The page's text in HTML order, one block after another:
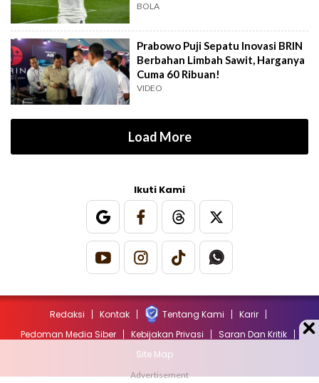
BOLA
Prabowo Puji Sepatu Inovasi BRIN
Berbahan Limbah Sawit, Harganya
Cuma 60 Ribuan!
VIDEO
Load More
Ikuti Kami
Redaksi Kontak Tentang Kami
Karir
Pedoman Media Siber
Kebijakan Privasi
Saran Dan Kritik
Site Map